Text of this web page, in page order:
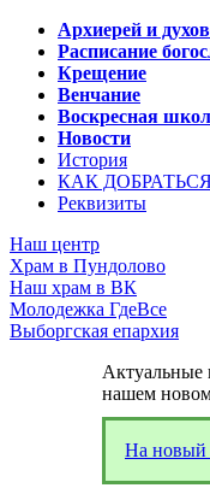
Архиерей и
Расписание
Крещение
Венчание
Воскресная
Новости
История
КАК
Реквизиты
Наш центр
Храм в Пундолово
Наш храм в ВК
Молодежка ГдеВсе
Выборгская епархия
Актуальные
нашем
На новый